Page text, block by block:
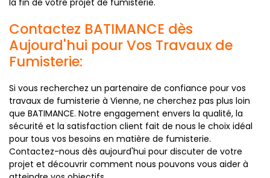
la fin de votre projet de fumisterie.
Contactez BATIMANCE dès
Aujourd'hui pour Vos Travaux de
Fumisterie:
Si vous recherchez un partenaire de confiance pour vos
travaux de fumisterie à Vienne, ne cherchez pas plus loin
que BATIMANCE. Notre engagement envers la qualité, la
sécurité et la satisfaction client fait de nous le choix idéal
pour tous vos besoins en matière de fumisterie.
Contactez-nous dès aujourd'hui pour discuter de votre
projet et découvrir comment nous pouvons vous aider à